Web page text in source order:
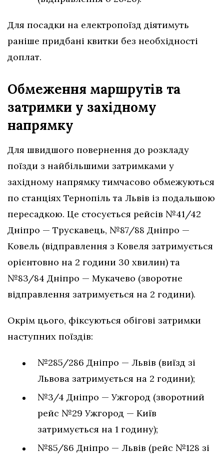
Для посадки на електропоїзд діятимуть
раніше придбані квитки без необхідності
доплат.
Обмеження маршрутів та
затримки у західному
напрямку
Для швидшого повернення до розкладу
поїзди з найбільшими затримками у
західному напрямку тимчасово обмежуються
по станціях Тернопіль та Львів із подальшою
пересадкою. Це стосується рейсів №41/42
Дніпро — Трускавець, №87/88 Дніпро —
Ковель (відправлення з Ковеля затримується
орієнтовно на 2 години 30 хвилин) та
№83/84 Дніпро — Мукачево (зворотне
відправлення затримується на 2 години).
Окрім цього, фіксуються обігові затримки
наступних поїздів:
№285/286 Дніпро — Львів (виїзд зі
Львова затримується на 2 години);
№3/4 Дніпро — Ужгород (зворотний
рейс №29 Ужгород — Київ
затримується на 1 годину);
№85/86 Дніпро — Львів (рейс №128 зі